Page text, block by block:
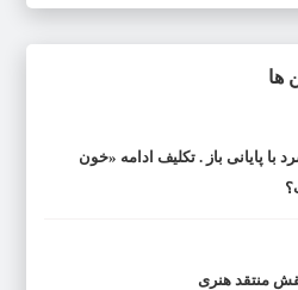
ها
با پایانی باز . تکلیف ادامه «خون
منتقد هنری